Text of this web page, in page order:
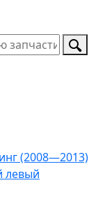
(2008—2013)
левый